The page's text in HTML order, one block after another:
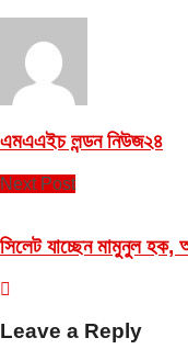
এমএএইচ লন্ডন নিউজ২৪
Next Post
সিলেট যাচ্ছেন মামুনুল হক,
Leave a Reply